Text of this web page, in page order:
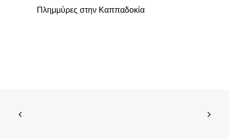
Πλημμύρες στην Καππαδοκία